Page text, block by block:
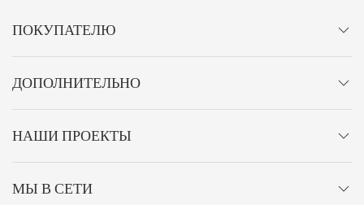
ПОКУПАТЕЛЮ
ДОПОЛНИТЕЛЬНО
НАШИ ПРОЕКТЫ
МЫ В СЕТИ